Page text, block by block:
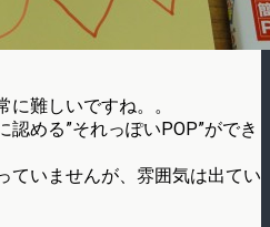
難しいですね。。
める”それっぽいPOP”ができ
ていませんが、雰囲気は出てい